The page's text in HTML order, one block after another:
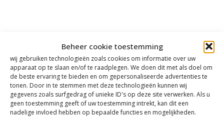
Beheer cookie toestemming
wij gebruiken technologieën zoals cookies om informatie over uw
apparaat op te slaan en/of te raadplegen. We doen dit met als doel om
de beste ervaring te bieden en om gepersonaliseerde advertenties te
tonen. Door in te stemmen met deze technologieën kunnen wij
gegevens zoals surfgedrag of unieke ID's op deze site verwerken. Als u
geen toestemming geeft of uw toestemming intrekt, kan dit een
nadelige invloed hebben op bepaalde functies en mogelijkheden.